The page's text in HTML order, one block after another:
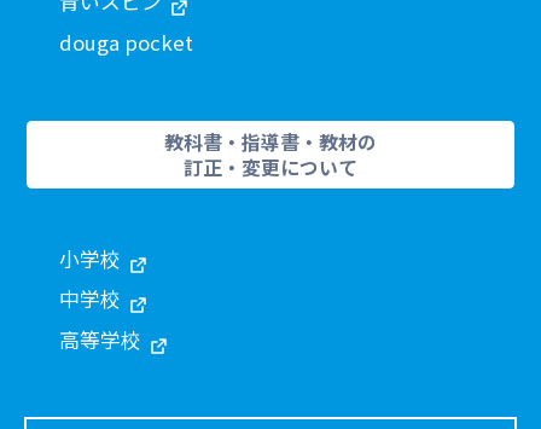
douga pocket
教科書・指導書・教材の
訂正・変更について
小学校
中学校
高等学校